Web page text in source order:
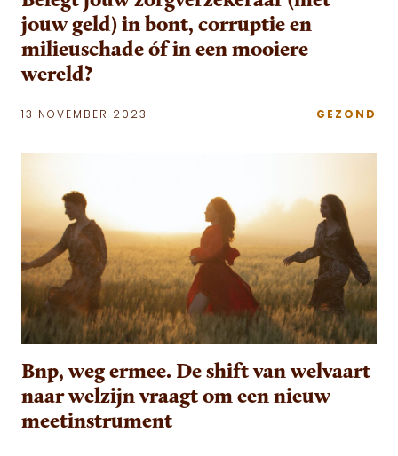
jouw geld) in bont, corruptie en
milieuschade óf in een mooiere
wereld?
13 NOVEMBER 2023 GEZOND
Bnp, weg ermee. De shift van welvaart
naar welzijn vraagt om een nieuw
meetinstrument